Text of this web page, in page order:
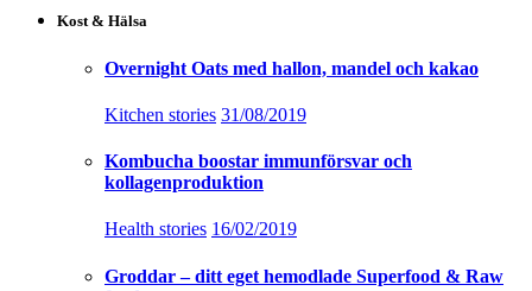
Kost & Hälsa
Overnight Oats med hallon, mandel och kakao
Kitchen stories 31/08/2019
Kombucha boostar immunförsvar och
kollagenproduktion
Health stories 16/02/2019
Groddar – ditt eget hemodlade Superfood & Raw